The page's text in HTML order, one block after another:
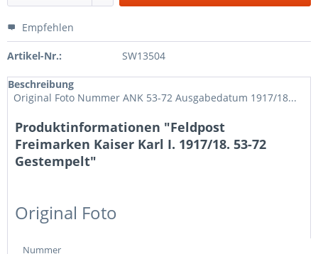
Empfehlen
Artikel-Nr.: SW13504
Beschreibung
Original Foto Nummer ANK 53-72 Ausgabedatum 1917/18...
Produktinformationen "Feldpost
Freimarken Kaiser Karl I. 1917/18. 53-72
Gestempelt"
Original Foto
Nummer